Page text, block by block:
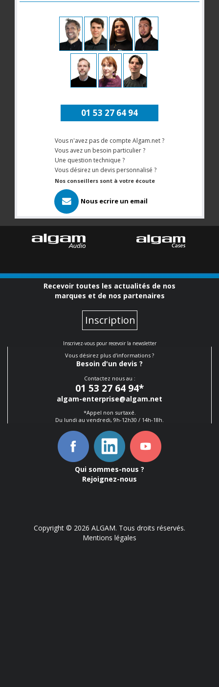
01 53 27 64 94
Vous n'avez pas de compte Algam.net ?
Vous avez un besoin particulier ?
Une question technique ?
Vous désirez un devis personnalisé ?
Nos conseillers sont à votre écoute
Nous ecrire un email
Recevoir toutes les actualités de nos
marques et de nos partenaires
Inscription
Inscrivez-vous pour recevoir la newsletter
Vous désirez plus d'informations ?
Besoin d'un devis ?
Contactez nous au :
01 53 27 64 94*
algam-enterprise@algam.net
*Appel non surtaxé.
Du lundi au vendredi, 9h-12h30 / 14h-18h.
Qui sommes-nous ?
Rejoignez-nous
Copyright © 2026 ALGAM. Tous droits réservés.
Mentions légales